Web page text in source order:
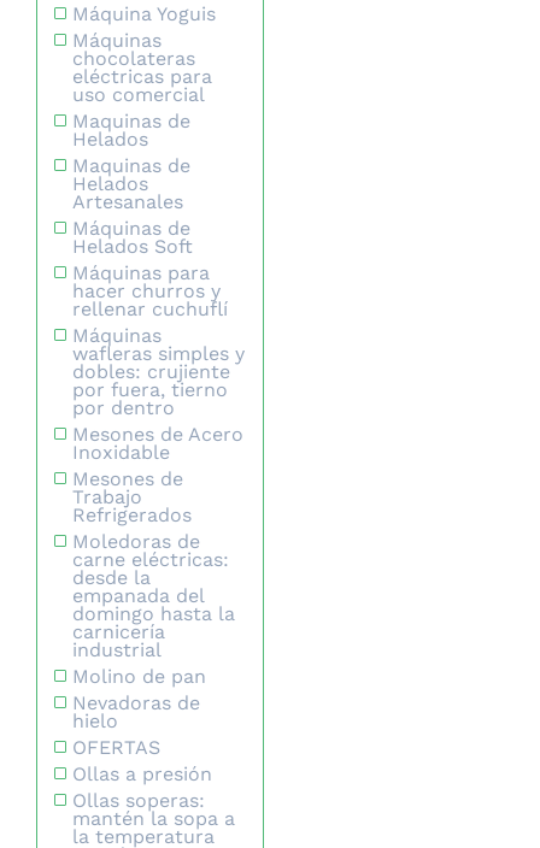
Máquina Yoguis
Máquinas
chocolateras
eléctricas para
uso comercial
Maquinas de
Helados
Maquinas de
Helados
Artesanales
Máquinas de
Helados Soft
Máquinas para
hacer churros y
rellenar cuchuflí
Máquinas
wafleras simples y
dobles: crujiente
por fuera, tierno
por dentro
Mesones de Acero
Inoxidable
Mesones de
Trabajo
Refrigerados
Moledoras de
carne eléctricas:
desde la
empanada del
domingo hasta la
carnicería
industrial
Molino de pan
Nevadoras de
hielo
OFERTAS
Ollas a presión
Ollas soperas:
mantén la sopa a
la temperatura